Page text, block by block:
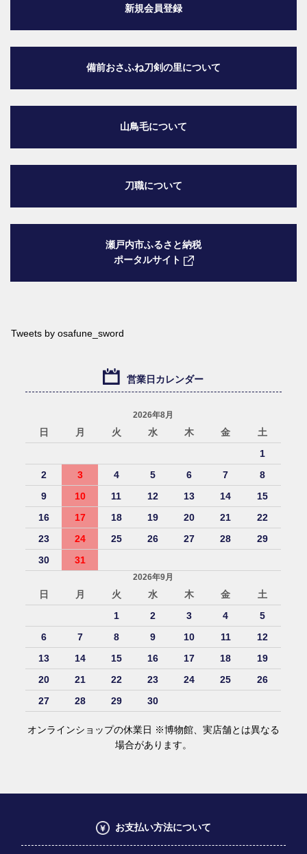
新規会員登録
備前おさふね刀剣の里について
山鳥毛について
刀職について
瀬戸内市ふるさと納税
ポータルサイト
Tweets by osafune_sword
営業日カレンダー
2026年8月
日 月 火 水 木 金
土
1
2
3 4 5 6 7
8
9
10 11 12 13 14
15
16
17 18 19 20 21
22
23
24 25 26 27 28
29
30
31
2026年9月
日 月 火 水 木 金
土
1
2 3 4
5
6
7 8 9 10 11
12
13
14 15 16 17 18
19
20
21 22 23 24 25
26
27
28 29 30
オンラインショップの休業日 ※博物館、実店舗とは異なる
場合があります。
お支払い方法について